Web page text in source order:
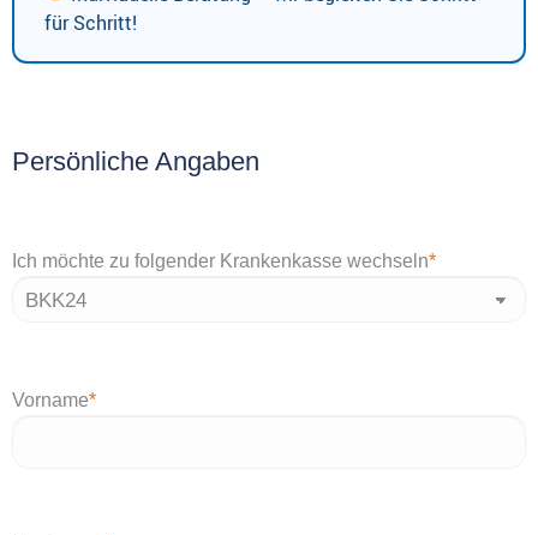
für Schritt!
Persönliche Angaben
Ich möchte zu folgender Krankenkasse wechseln*
Vorname*